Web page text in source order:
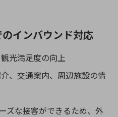
インバウンド対応
光満足度の向上
、交通案内、周辺施設の情
ズな接客ができるため、外